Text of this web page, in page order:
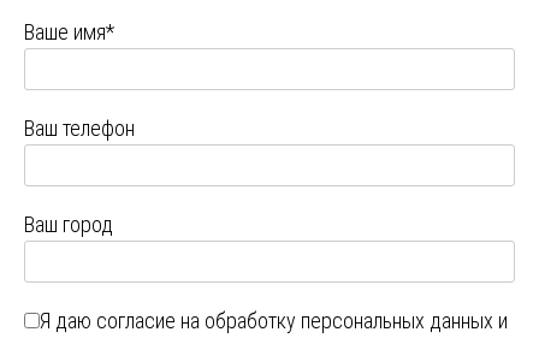
Ваше имя*
Ваш телефон
Ваш город
Я даю согласие на обработку персональных данных и